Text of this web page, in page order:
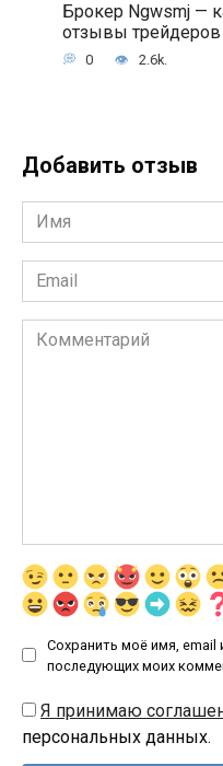
Брокер Ngwsmj —
отзывы трейдеров
0 2.6k.
Добавить отзыв
Имя
*
Email
*
Комментарий
Сохранить моё имя, email
последующих моих
Я принимаю
персональных данных.